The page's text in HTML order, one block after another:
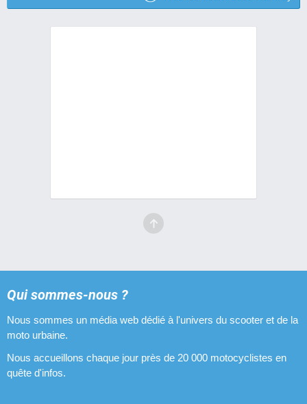
Qui sommes-nous ?
Nous sommes un média web dédié à l'univers du scooter et de la
moto urbaine.
Nous accueillons chaque jour près de 20 000 motocyclistes en
quête d'infos.